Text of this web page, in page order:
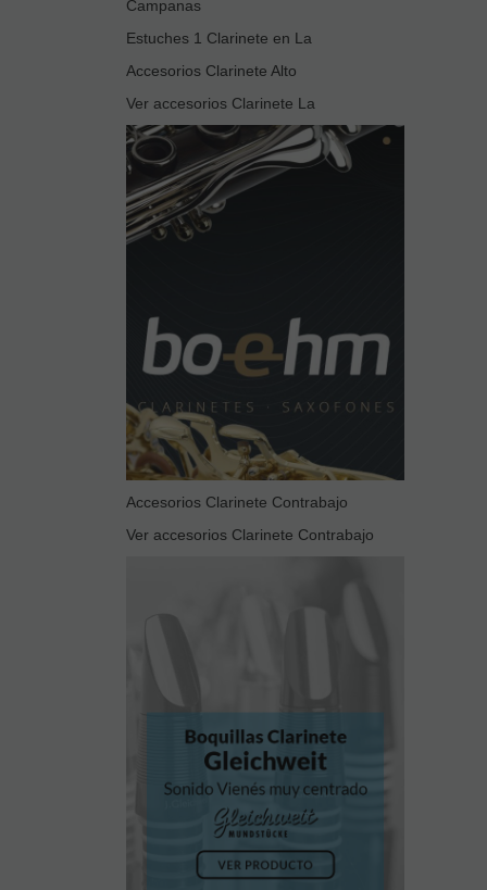
Campanas
Estuches 1 Clarinete en La
Accesorios Clarinete Alto
Ver accesorios Clarinete La
Accesorios Clarinete Contrabajo
Ver accesorios Clarinete Contrabajo